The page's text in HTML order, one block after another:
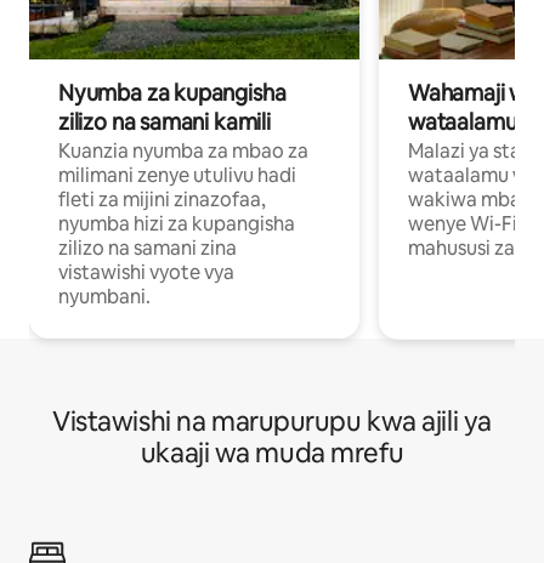
Nyumba za kupangisha
zilizo na samani kamili
Kuanzia nyumba za mbao za
milimani zenye utulivu hadi
fleti za mijini zinazofaa,
nyumba hizi za kupangisha
zilizo na samani zina
vistawishi vyote vya
nyumbani.
Wahamaji
wataalamu
Malazi ya
wataalamu
wakiwa mbali
wenye Wi-Fi
mahususi za
Vistawishi na marupurupu kwa ajili ya
ukaaji wa muda mrefu